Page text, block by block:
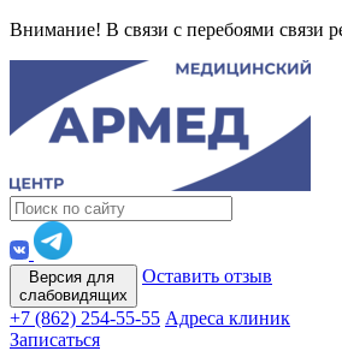
Внимание! В связи с перебоями связи
Версия для
слабовидящих
Оставить отзыв
+7 (862) 254-55-55 Адреса клиник
Записаться